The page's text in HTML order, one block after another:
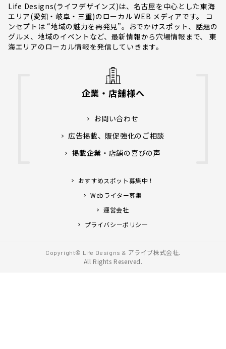
Life Designs(ライフデザインズ)は、名古屋を中心とした東海
エリア(愛知・岐阜・三重)のローカル WEB メディアです。 コ
ンセプトは “地域の魅力を再発見”。おでかけスポット、話題の
グルメ、地域のイベントなど、最新情報から穴場情報まで、 東
海エリアのローカル情報を発信していきます。
企業・店舗様へ
お問い合わせ
広告掲載、販促強化のご相談
掲載企業・店舗の喜びの声
おすすめスポット募集中！
Webライター募集
運営会社
プライバシーポリシー
Copyright© Life Designs & アライブ株式会社.
All Rights Reserved.